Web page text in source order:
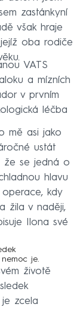
zastánkyní
však hraje
oba rodiče
VATS
a mízních
v prvním
léčba
mě asi jako
ustát
že se jedná o
hlavu
kdy
žila v naději,
Ilona své
je.
životě
je zcela